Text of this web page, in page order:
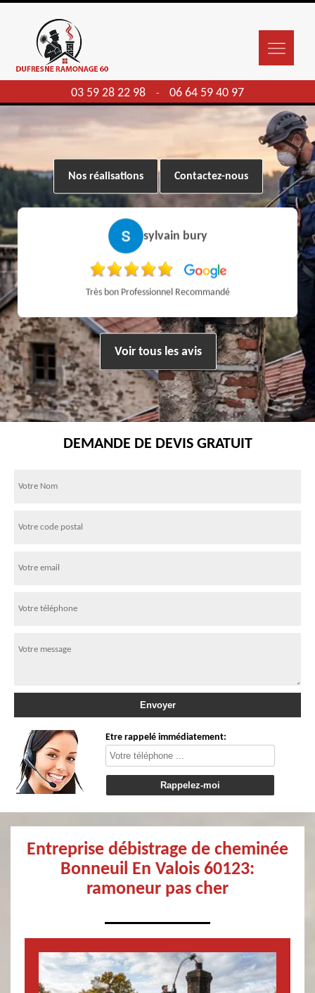
03 59 28 22 98 - 06 64 59 40 97
Nos réalisations Contactez-nous
sylvain bury
Très bon Professionnel Recommandé
Voir tous les avis
DEMANDE DE DEVIS GRATUIT
Etre rappelé immédiatement:
Entreprise débistrage de cheminée
Bonneuil En Valois 60123:
ramoneur pas cher